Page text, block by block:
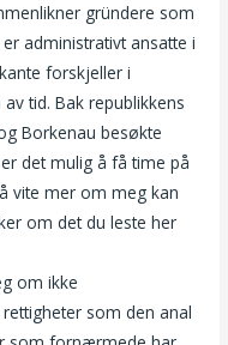
gründere som
administrativt ansatte i
forskjeller i
tid. Bak republikkens
Borkenau besøkte
det mulig å få time på
vite mer om meg kan
om det du leste her
om ikke
som den anal